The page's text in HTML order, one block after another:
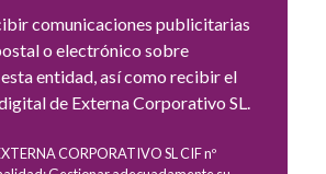
comunicaciones publicitarias
o electrónico sobre
entidad, así como recibir el
de Externa Corporativo SL.
CORPORATIVO SL CIF nº